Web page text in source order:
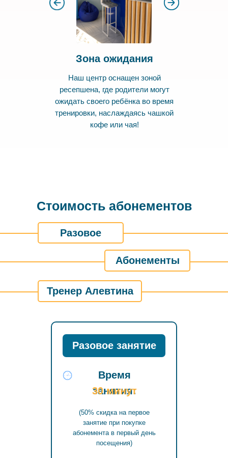
Зона ожидания
Наш центр оснащен зоной
ресепшена, где родители могут
ожидать своего ребёнка во время
тренировки, наслаждаясь чашкой
кофе или чая!
Стоимость абонементов
Абонементы
Тренер Алевтина
Разовое
Разовое занятие
Время
занятия:
30 минут
(50% скидка на первое
занятие при покупке
абонемента в первый день
посещения)